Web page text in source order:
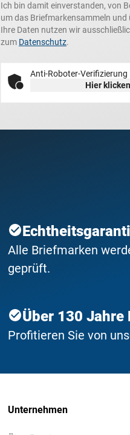
Ich bin damit einverstanden, von
um das Briefmarkensammeln
Ihre Daten nutzen wir
zum Datenschutz.
Anti-Roboter-Verifizierung
Hier klicken
Alle Briefmarken
geprüft.
Über 130 Jahre
Profitieren Sie von
Unternehmen